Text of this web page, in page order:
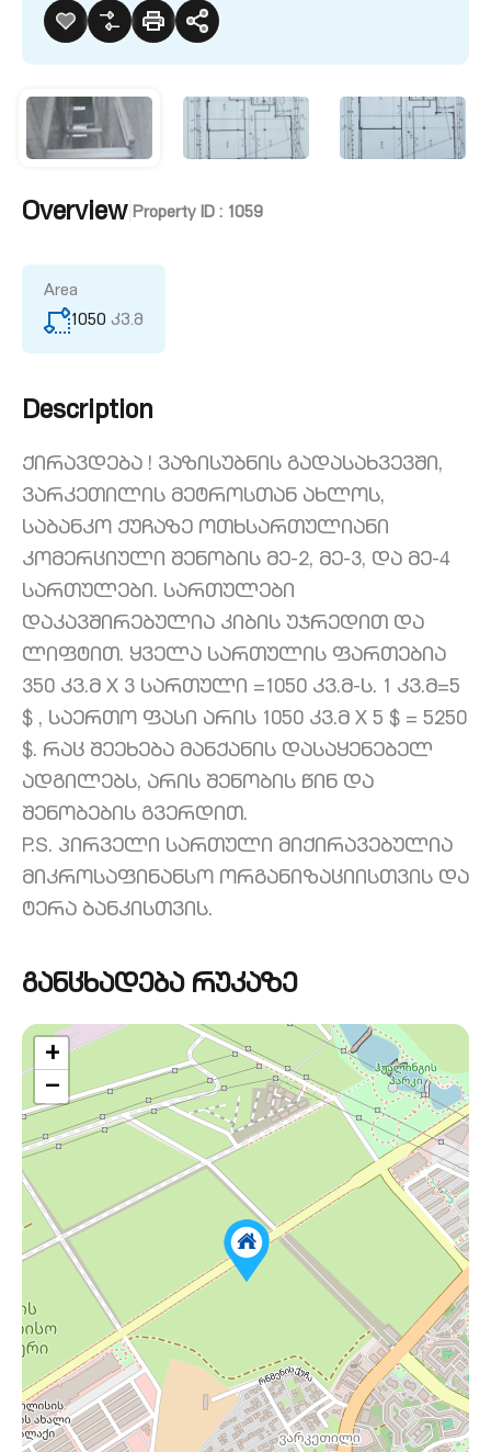
Overview| Property ID : 1059
Area
1050 კვ.მ
Description
ქირავდება ! ვაზისუბნის გადასახვევში,
ვარკეთილის მეტროსთან ახლოს,
საბანკო ქუჩაზე ოთხსართულიანი
კომერციული შენობის მე-2, მე-3, და მე-4
სართულები. სართულები
დაკავშირებულია კიბის უჯრედით და
ლიფტით. ყველა სართულის ფართებია
350 კვ.მ X 3 სართული =1050 კვ.მ-ს. 1 კვ.მ=5
$ , საერთო ფასი არის 1050 კვ.მ X 5 $ = 5250
$. რაც შეეხება მანქანის დასაყენებელ
ადგილებს, არის შენობის წინ და
შენობების გვერდით.
P.S. პირველი სართული მიქირავებულია
მიკროსაფინანსო ორგანიზაციისთვის და
ტერა ბანკისთვის.
განცხადება რუკაზე
+
−